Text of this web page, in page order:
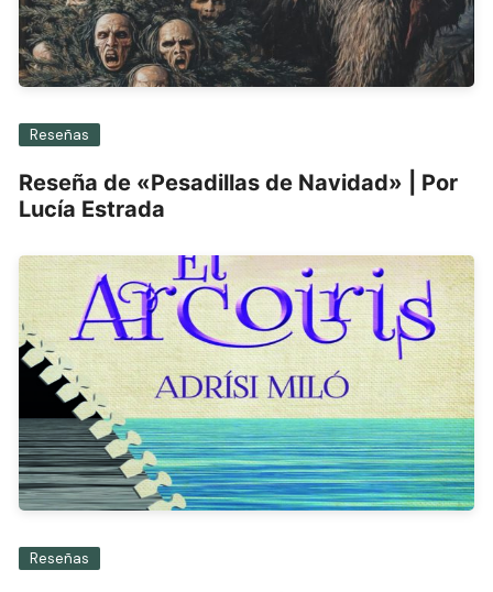
Reseñas
Reseña de «Pesadillas de Navidad» | Por
Lucía Estrada
Reseñas